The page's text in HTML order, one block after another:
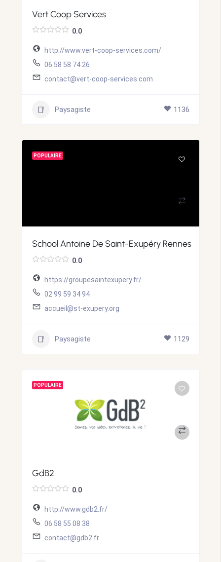
Vert Coop Services
0.0
http://www.vert-coop-services.com/
06 58 58 74 26
contact@vert-coop-services.com
Paysagiste 1136
POPULAIRE
School Antoine De Saint-Exupéry Rennes
0.0
https://groupesaintexupery.fr/
02 99 59 34 94
accueil@st-exupery.org
Paysagiste 1129
POPULAIRE
GdB2
0.0
http://www.gdb2.fr/
06 58 55 08 38
contact@gdb2.fr